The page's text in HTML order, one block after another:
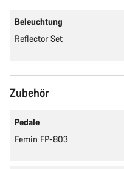
Beleuchtung
Reflector Set
Zubehör
Pedale
Femin FP-803